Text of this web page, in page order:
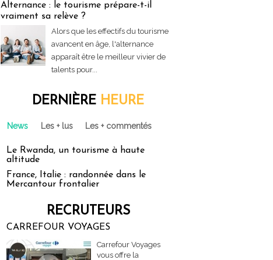
Alternance : le tourisme prépare-t-il
vraiment sa relève ?
Alors que les effectifs du tourisme
avancent en âge, l'alternance
apparaît être le meilleur vivier de
talents pour...
DERNIÈRE HEURE
News Les + lus Les + commentés
Le Rwanda, un tourisme à haute
altitude
France, Italie : randonnée dans le
Mercantour frontalier
RECRUTEURS
CARREFOUR VOYAGES
Carrefour Voyages
vous offre la